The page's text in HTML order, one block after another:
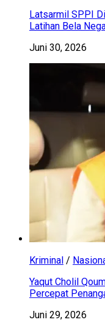
Latsarmil SPPI
Latihan Bela
Juni 30, 2026
Kriminal /
Yaqut Cholil
Percepat
Juni 29, 2026